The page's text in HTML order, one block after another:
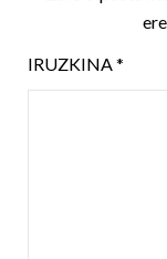
IRUZKINA *